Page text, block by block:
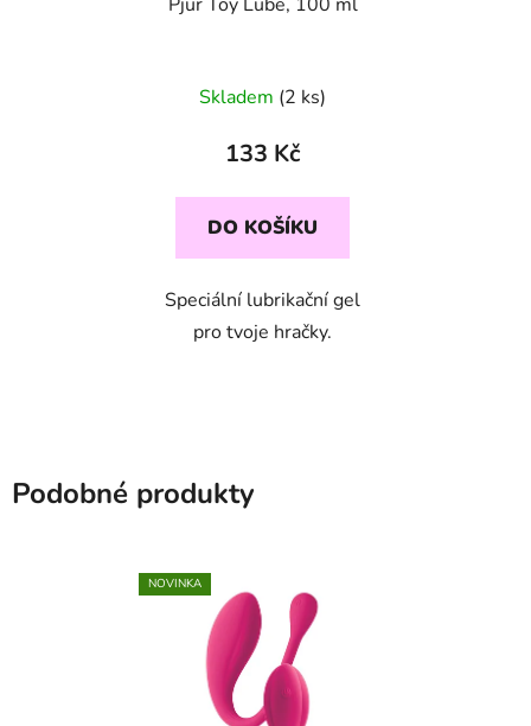
Skladem (2 ks)
133 Kč
DO KOŠÍKU
Speciální lubrikační gel
pro tvoje hračky.
Podobné produkty
NOVINKA